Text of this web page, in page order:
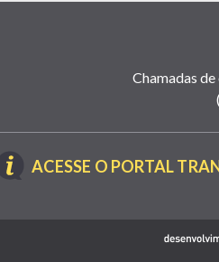
Chamadas
ACESSE O PORTAL